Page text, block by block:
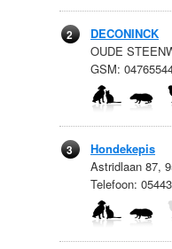
2
DECONINCK
OUDE
GSM:
3
Hondekepis
Astridlaan 87,
Telefoon: